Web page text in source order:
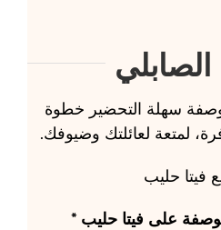
وصفة سهلة التحضير خطوة
لمتعة لعائلتك وضيوفك.
فيتا حليب
على فيتا حليب *